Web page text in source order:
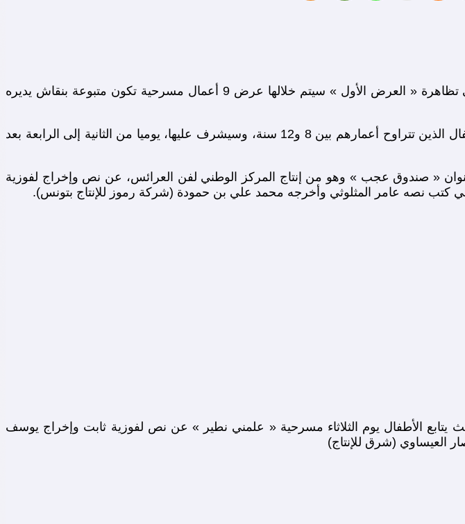
تزامنا مع العطلة المدرسية ينظم المركز الوطني لفن العرائس من 16 إلى 23 أكتوبر الحالي تظاهرة « العرض الأول » سيتم خلالها عرض 9 أعمال مسرحية تكون متبوعة بنقاش يديره
وسيتم بالمناسبة تنظيم ورشة « خيال الظل » من 19 إلى 22 أكتوبر 2016 وهي موجهة للأطفال الذين تتراوح أعمارهم بين 8 و12 سنة، وسيشرف عليها، يوميا من الثانية إلى الرابعة بعد
الأحد 16 أكتوبر على الساعة 11 صباحا بعرض يحمل عنوان « صندوق عجب » وهو من إنتاج المركز الوطني لفن العرائس، عن نص وإخراج لفوزية
18 أكتوبر إلى السبت 22 أكتوبر يتضمن البرنامج عرضا واحدا يوميا (س11) ، حيث يتابع الأطفال يوم الثلاثاء مسرحية « علمني نطير » عن نص لفوزية ثابت وإخراج يوسف
العيساوي (شرق للإنتاج)